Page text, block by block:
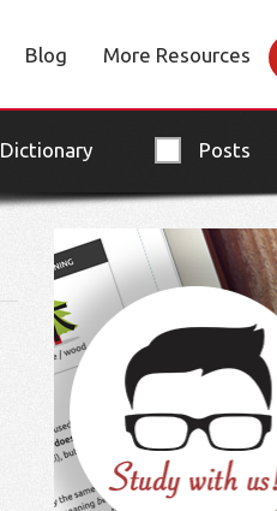
Blog More Resources
Dictionary Posts